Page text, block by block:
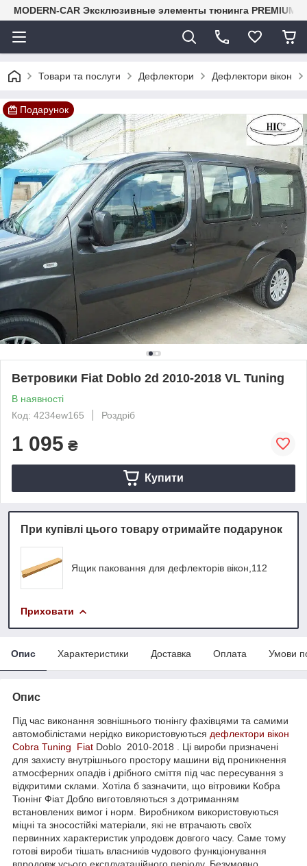
MODERN-CAR Эксклюзивные элементы тюнинга PREMIUM-
Товари та послуги Дефлектори Дефлектори вікон
Подарунок
Ветровики Fiat Doblo 2d 2010-2018 VL Tuning
В наявності
Код: 4234ew165
Роздріб
1 095 ₴
Купити
При купівлі цього товару отримайте подарунок
Ящик паковання для дефлекторів вікон,112
Приховати
Опис Характеристики Доставка Оплата Умови
Опис
Під час виконання зовнішнього тюнінгу фахівцями та самими
автомобілістами нерідко використовуються дефлектори вікон
Cobra Tuning
Fiat Doblo 2010-2018 . Ці вироби призначені
для захисту внутрішнього простору машини від проникнення
атмосферних опадів і дрібного сміття під час пересування з
відкритими склами. Хотіла б зазначити, що вітровики Кобра
Тюнінг Фіат Добло виготовляються з дотриманням
встановлених вимог і норм. Виробником використовуються
міцні та зносостійкі матеріали, які не втрачають своїх
первинних характеристик упродовж довгого часу. Саме тому
готові вироби тішать власників чудового функціонування
впродовж усього експлуатаційного періоду. Безумовно,